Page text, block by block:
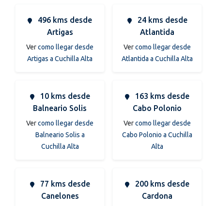
496 kms desde
Artigas
Vercomo llegar desde
Artigas a Cuchilla Alta
24 kms desde
Atlantida
Vercomo llegar desde
Atlantida a Cuchilla Alta
10 kms desde
Balneario Solis
Vercomo llegar desde
Balneario Solis a
Cuchilla Alta
163 kms desde
Cabo Polonio
Vercomo llegar desde
Cabo Polonio a Cuchilla
Alta
77 kms desde
Canelones
200 kms desde
Cardona